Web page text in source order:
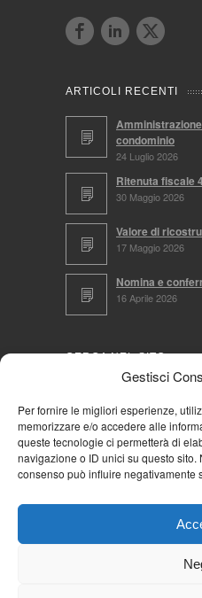
Gestisci
Per fornire le migliori esperienze,
memorizzare e/o accedere alle
queste tecnologie ci permetterà di
navigazione o ID unici su questo sito.
consenso può influire negativamente
ARTICOLI RECENTI
condominio
24 Luglio 2026
Ritenuta fiscale
30 Maggio 2026
Valore di
17 Maggio 2026
Nomina e
16 Aprile 2026
CERCA NEL SITO
NAVIGA PER
Mappa completa
Cookie Policy (UE)
Iscriviti alla Community